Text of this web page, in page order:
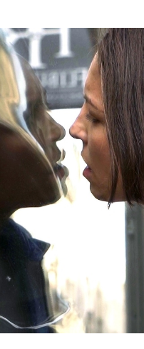
Martina Morger
Lèche Vitrines
2020